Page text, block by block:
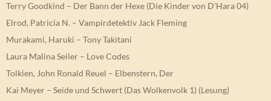
Terry Goodkind – Der Bann der Hexe (Die Kinder von D’Hara 04)
Elrod, Patricia N. – Vampirdetektiv Jack Fleming
Murakami, Haruki – Tony Takitani
Laura Malina Seiler – Love Codes
Tolkien, John Ronald Reuel – Elbenstern, Der
Kai Meyer – Seide und Schwert (Das Wolkenvolk 1) (Lesung)